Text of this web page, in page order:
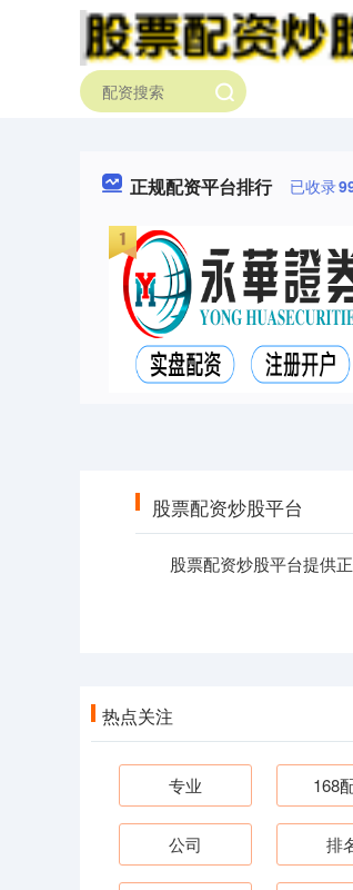
正规配资平台排行 已收录
股票配资炒股平台
股票配资炒股平台提供
热点关注
专业 168
公司 排